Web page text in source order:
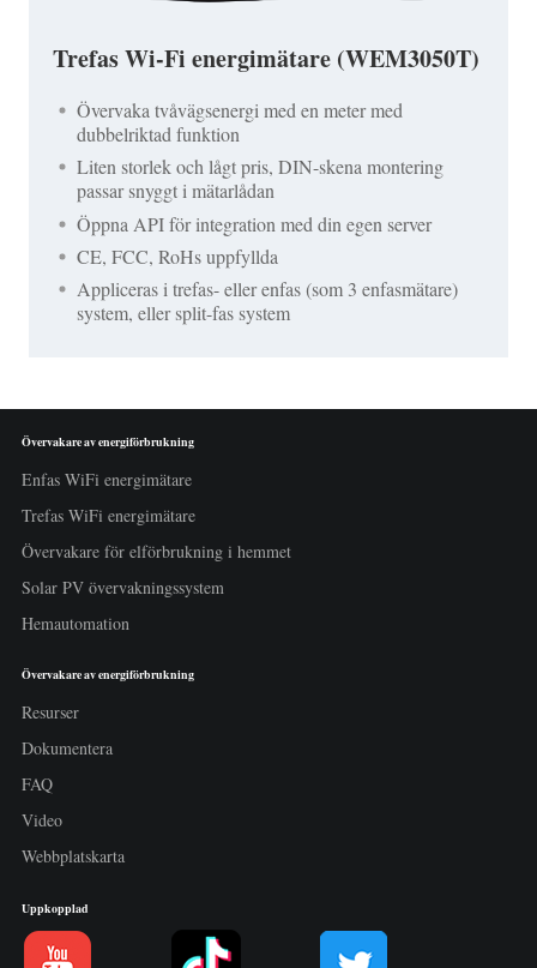
Trefas Wi-Fi energimätare (WEM3050T)
Övervaka tvåvägsenergi med en meter med
dubbelriktad funktion
Liten storlek och lågt pris, DIN-skena montering
passar snyggt i mätarlådan
Öppna API för integration med din egen server
CE, FCC, RoHs uppfyllda
Appliceras i trefas- eller enfas (som 3 enfasmätare)
system, eller split-fas system
Övervakare av energiförbrukning
Enfas WiFi energimätare
Trefas WiFi energimätare
Övervakare för elförbrukning i hemmet
Solar PV övervakningssystem
Hemautomation
Övervakare av energiförbrukning
Resurser
Dokumentera
FAQ
Video
Webbplatskarta
Uppkopplad